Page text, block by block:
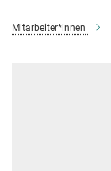
Mitarbeiter*innen